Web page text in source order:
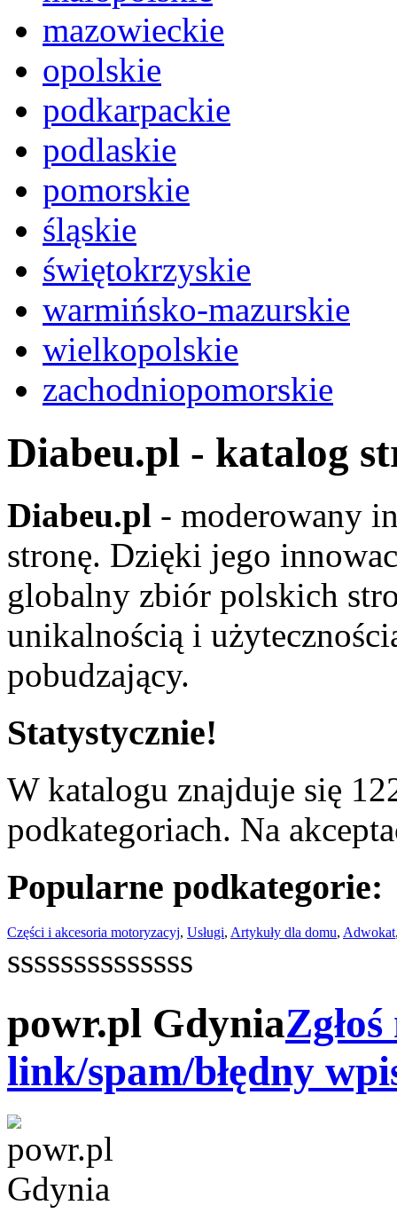
mazowieckie
opolskie
podkarpackie
podlaskie
pomorskie
śląskie
świętokrzyskie
warmińsko-mazurskie
wielkopolskie
zachodniopomorskie
Diabeu.pl - katalog
Diabeu.pl - moderowany
stronę. Dzięki jego
globalny zbiór polskich
unikalnością i
pobudzający.
Statystycznie!
W katalogu znajduje się
podkategoriach. Na
Popularne podkategorie:
Części i akcesoria motoryzacyj, Usługi, Artykuły dla domu, Adwokat
ssssssssssssss
powr.pl Gdynia
link/spam/błędny